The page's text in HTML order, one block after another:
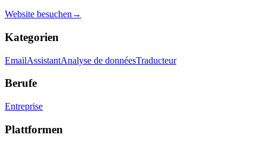
Website besuchen →
Kategorien
EmailAssistantAnalyse de donnéesTraducteur
Berufe
Entreprise
Plattformen